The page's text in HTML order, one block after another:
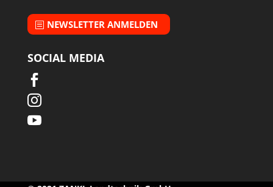
NEWSLETTER ANMELDEN
SOCIAL MEDIA


